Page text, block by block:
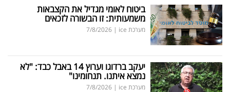
ביטוח לאומי מגדיל את הקצבאות
משמעותית: זו הבשורה לזכאים
מערכת ice |
7/8/2026
יעקב ברדוגו וערוץ 14 באבל כבד: "לא
נמצא איתנו. תנחומינו"
מערכת ice |
7/8/2026